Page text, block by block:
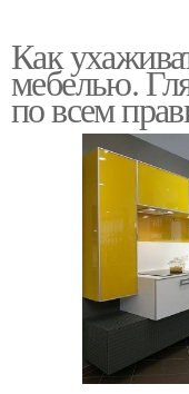
Как
мебелью.
по всем